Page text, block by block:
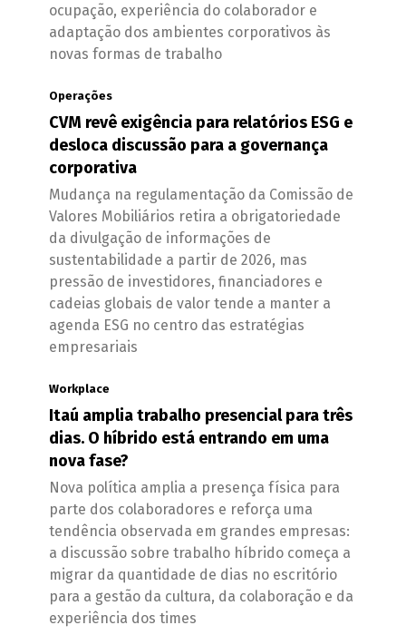
ocupação, experiência do colaborador e
adaptação dos ambientes corporativos às
novas formas de trabalho
Operações
CVM revê exigência para relatórios ESG e
desloca discussão para a governança
corporativa
Mudança na regulamentação da Comissão de
Valores Mobiliários retira a obrigatoriedade
da divulgação de informações de
sustentabilidade a partir de 2026, mas
pressão de investidores, financiadores e
cadeias globais de valor tende a manter a
agenda ESG no centro das estratégias
empresariais
Workplace
Itaú amplia trabalho presencial para três
dias. O híbrido está entrando em uma
nova fase?
Nova política amplia a presença física para
parte dos colaboradores e reforça uma
tendência observada em grandes empresas:
a discussão sobre trabalho híbrido começa a
migrar da quantidade de dias no escritório
para a gestão da cultura, da colaboração e da
experiência dos times